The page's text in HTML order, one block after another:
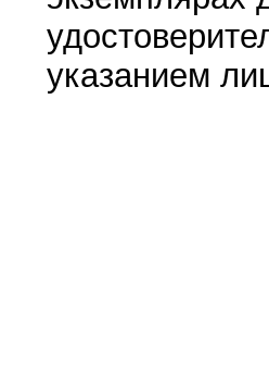
указанием